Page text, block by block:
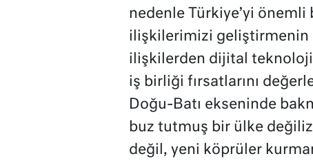
nedenle Türkiye’yi
ilişkilerimizi geliştirmenin
ilişkilerden dijital
iş birliği fırsatlarını
Doğu-Batı ekseninde
buz tutmuş bir ülke değiliz.
değil, yeni köprüler